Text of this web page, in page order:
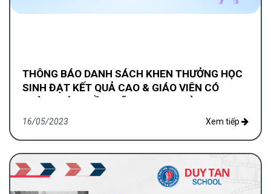
THÔNG BÁO DANH SÁCH KHEN THƯỞNG HỌC
SINH ĐẠT KẾT QUẢ CAO & GIÁO VIÊN CÓ
THÀNH TÍCH BỒI DƯỠNG TRONG KỲ THI CHỌN
HSG CẤP TỈNH THCS NH 2022-2023
16/05/2023 Xem tiếp